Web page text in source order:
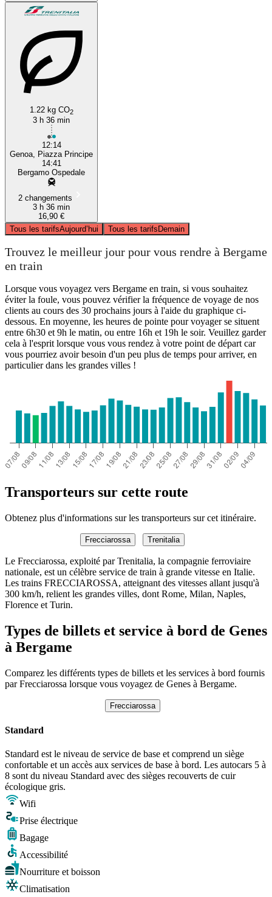
1.22 kg CO2
3 h 36 min
12:14
Genoa, Piazza Principe
14:41
Bergamo Ospedale
2 changements
3 h 36 min
16,90 €
Tous les tarifsAujourd’hui Tous les tarifsDemain
Trouvez le meilleur jour pour vous rendre à Bergame
en train
Lorsque vous voyagez vers Bergame en train, si vous souhaitez
éviter la foule, vous pouvez vérifier la fréquence de voyage de nos
clients au cours des 30 prochains jours à l'aide du graphique ci-
dessous. En moyenne, les heures de pointe pour voyager se situent
entre 6h30 et 9h le matin, ou entre 16h et 19h le soir. Veuillez garder
cela à l'esprit lorsque vous vous rendez à votre point de départ car
vous pourriez avoir besoin d'un peu plus de temps pour arriver, en
particulier dans les grandes villes !
Transporteurs sur cette route
Obtenez plus d'informations sur les transporteurs sur cet itinéraire.
Frecciarossa Trenitalia
Le Frecciarossa, exploité par Trenitalia, la compagnie ferroviaire
nationale, est un célèbre service de train à grande vitesse en Italie.
Les trains FRECCIAROSSA, atteignant des vitesses allant jusqu'à
300 km/h, relient les grandes villes, dont Rome, Milan, Naples,
Florence et Turin.
Types de billets et service à bord de Genes
à Bergame
Comparez les différents types de billets et les services à bord fournis
par Frecciarossa lorsque vous voyagez de Genes à Bergame.
Frecciarossa
Standard
Standard est le niveau de service de base et comprend un siège
confortable et un accès aux services de base à bord. Les autocars 5 à
8 sont du niveau Standard avec des sièges recouverts de cuir
écologique gris.
Wifi
Prise électrique
Bagage
Accessibilité
Nourriture et boisson
Climatisation